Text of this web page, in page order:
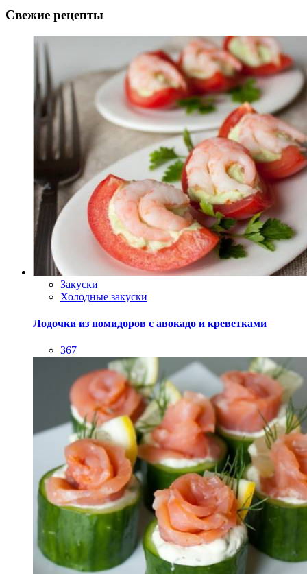
Закуски
Холодные закуски
Лодочки из помидоров с авокадо и креветками
Закуски
Холодные закуски
Лосось со сливочным кремом в стаканчиках из
огурца